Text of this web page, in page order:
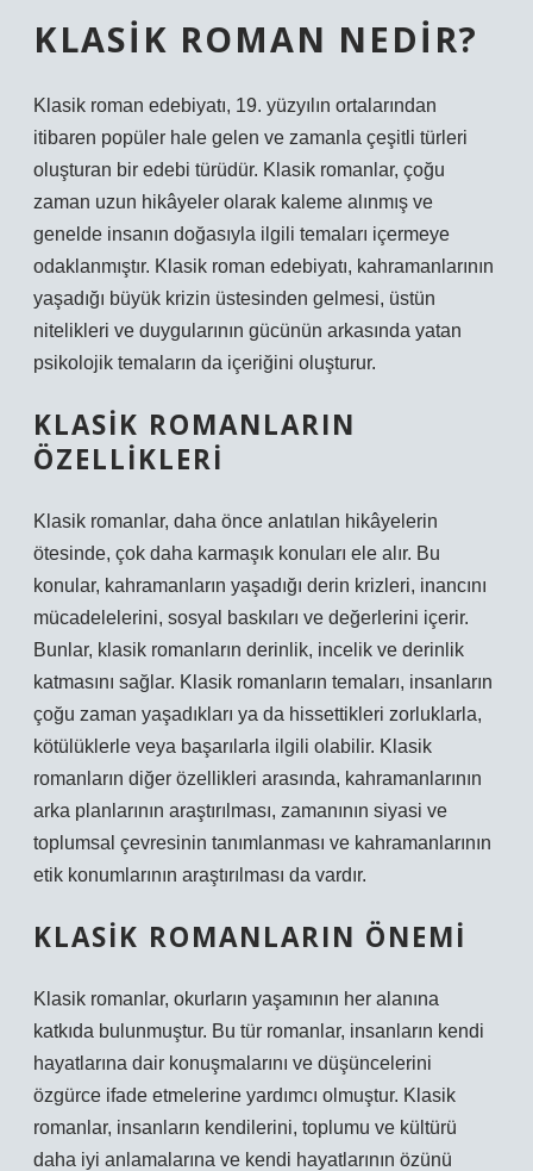
KLASIK ROMAN NEDIR?
Klasik roman edebiyatı, 19. yüzyılın ortalarından
itibaren popüler hale gelen ve zamanla çeşitli türleri
oluşturan bir edebi türüdür. Klasik romanlar, çoğu
zaman uzun hikâyeler olarak kaleme alınmış ve
genelde insanın doğasıyla ilgili temaları içermeye
odaklanmıştır. Klasik roman edebiyatı, kahramanlarının
yaşadığı büyük krizin üstesinden gelmesi, üstün
nitelikleri ve duygularının gücünün arkasında yatan
psikolojik temaların da içeriğini oluşturur.
KLASIK ROMANLARIN
ÖZELLIKLERI
Klasik romanlar, daha önce anlatılan hikâyelerin
ötesinde, çok daha karmaşık konuları ele alır. Bu
konular, kahramanların yaşadığı derin krizleri, inancını
mücadelelerini, sosyal baskıları ve değerlerini içerir.
Bunlar, klasik romanların derinlik, incelik ve derinlik
katmasını sağlar. Klasik romanların temaları, insanların
çoğu zaman yaşadıkları ya da hissettikleri zorluklarla,
kötülüklerle veya başarılarla ilgili olabilir. Klasik
romanların diğer özellikleri arasında, kahramanlarının
arka planlarının araştırılması, zamanının siyasi ve
toplumsal çevresinin tanımlanması ve kahramanlarının
etik konumlarının araştırılması da vardır.
KLASIK ROMANLARIN ÖNEMI
Klasik romanlar, okurların yaşamının her alanına
katkıda bulunmuştur. Bu tür romanlar, insanların kendi
hayatlarına dair konuşmalarını ve düşüncelerini
özgürce ifade etmelerine yardımcı olmuştur. Klasik
romanlar, insanların kendilerini, toplumu ve kültürü
daha iyi anlamalarına ve kendi hayatlarının özünü